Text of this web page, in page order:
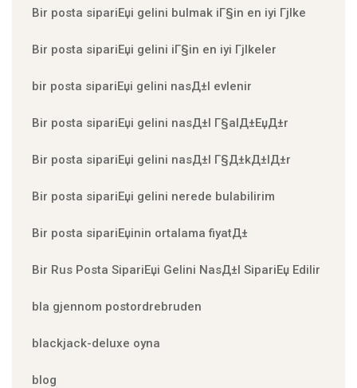
Bir posta sipariЕџi gelini bulmak iГ§in en iyi Гјlke
Bir posta sipariЕџi gelini iГ§in en iyi Гјlkeler
bir posta sipariЕџi gelini nasД±l evlenir
Bir posta sipariЕџi gelini nasД±l Г§alД±ЕџД±r
Bir posta sipariЕџi gelini nasД±l Г§Д±kД±lД±r
Bir posta sipariЕџi gelini nerede bulabilirim
Bir posta sipariЕџinin ortalama fiyatД±
Bir Rus Posta SipariЕџi Gelini NasД±l SipariЕџ Edilir
bla gjennom postordrebruden
blackjack-deluxe oyna
blog